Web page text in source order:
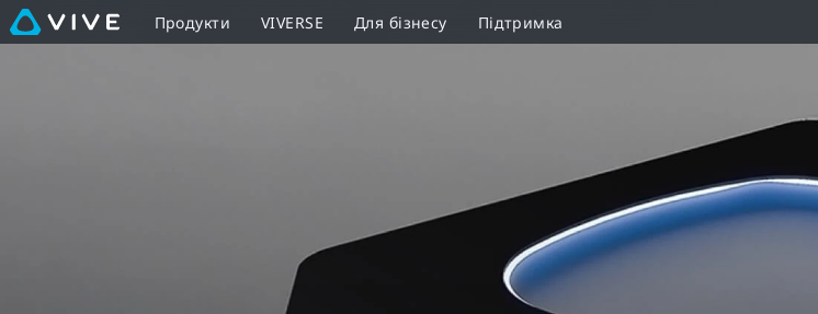
VIVE
Продукти VIVERSE Для бізнесу Підтримка